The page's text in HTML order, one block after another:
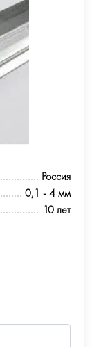
Россия
0,1 - 4 мм
10 лет